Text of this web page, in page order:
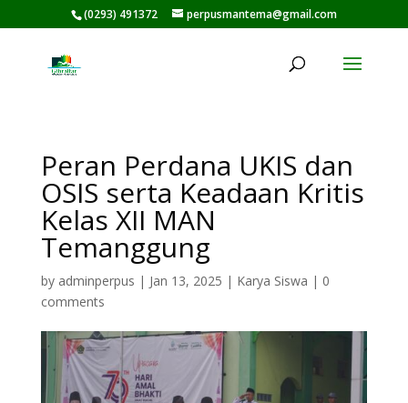
(0293) 491372 perpusmantema@gmail.com
Peran Perdana UKIS dan
OSIS serta Keadaan Kritis
Kelas XII MAN
Temanggung
by adminperpus | Jan 13, 2025 | Karya Siswa | 0
comments